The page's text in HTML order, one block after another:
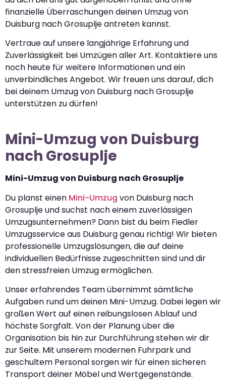
finanzielle Überraschungen deinen Umzug von
Duisburg nach Grosuplje antreten kannst.
Vertraue auf unsere langjährige Erfahrung und
Zuverlässigkeit bei Umzügen aller Art. Kontaktiere uns
noch heute für weitere Informationen und ein
unverbindliches Angebot. Wir freuen uns darauf, dich
bei deinem Umzug von Duisburg nach Grosuplje
unterstützen zu dürfen!
Mini-Umzug von Duisburg
nach Grosuplje
Mini-Umzug von Duisburg nach Grosuplje
Du planst einen Mini-Umzug von Duisburg nach
Grosuplje und suchst nach einem zuverlässigen
Umzugsunternehmen? Dann bist du beim Fiedler
Umzugsservice aus Duisburg genau richtig! Wir bieten
professionelle Umzugslösungen, die auf deine
individuellen Bedürfnisse zugeschnitten sind und dir
den stressfreien Umzug ermöglichen.
Unser erfahrendes Team übernimmt sämtliche
Aufgaben rund um deinen Mini-Umzug. Dabei legen wir
großen Wert auf einen reibungslosen Ablauf und
höchste Sorgfalt. Von der Planung über die
Organisation bis hin zur Durchführung stehen wir dir
zur Seite. Mit unserem modernen Fuhrpark und
geschultem Personal sorgen wir für einen sicheren
Transport deiner Möbel und Wertgegenstände.